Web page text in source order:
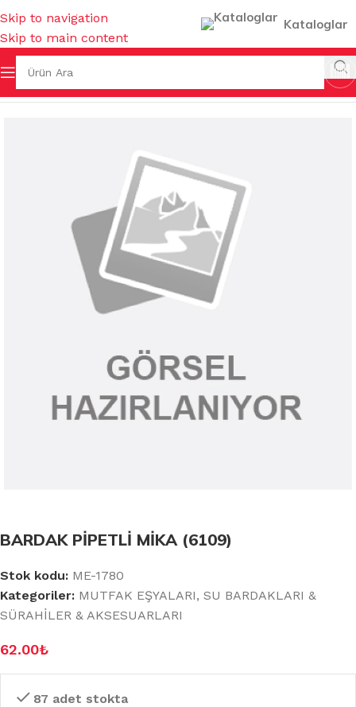
Skip to navigation
Skip to main content
Kataloglar
SU BARDAKLARI & SÜRAHİLER & AKSESUARLARI
BARDAK PİPETLİ MİKA (6109)
Stok kodu: ME-1780
Kategoriler: MUTFAK EŞYALARI, SU BARDAKLARI &
SÜRAHİLER & AKSESUARLARI
62.00₺
87 adet stokta